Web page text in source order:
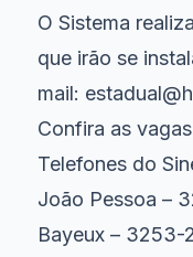
O Sistema
que irão se
mail:
Confira as vagas
Telefones do
João Pessoa –
Bayeux – 3253-